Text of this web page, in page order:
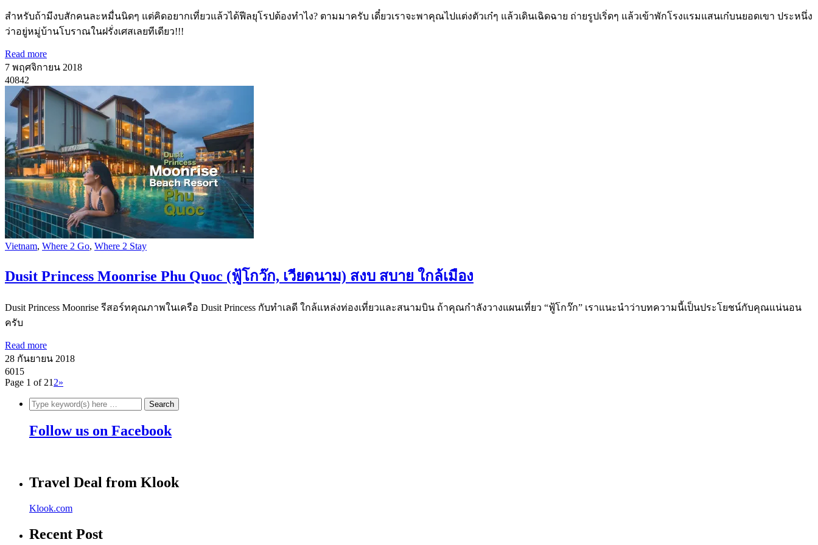
สำหรับถ้ามีงบสักคนละหมื่นนิดๆ แต่คิดอยากเที่ยวแล้วได้ฟีลยุโรปต้องทำไง? ตามมาครับ เดี๋ยวเราจะพาคุณไปแต่งตัวเก๋ๆ แล้วเดินเฉิดฉาย ถ่ายรูปเริ่ดๆ แล้วเข้าพักโรงแรมแสนเก๋บนยอดเขา ประหนึ่ง
ว่าอยู่หมู่บ้านโบราณในฝรั่งเศสเลยทีเดียว!!!
Read more
7 พฤศจิกายน 2018
40842
Vietnam, Where 2 Go, Where 2 Stay
Dusit Princess Moonrise Phu Quoc (ฟู้โกว๊ก, เวียดนาม) สงบ สบาย ใกล้เมือง
Dusit Princess Moonrise รีสอร์ทคุณภาพในเครือ Dusit Princess กับทำเลดี ใกล้แหล่งท่องเที่ยวและสนามบิน ถ้าคุณกำลังวางแผนเที่ยว “ฟู้โกว๊ก” เราแนะนำว่าบทความนี้เป็นประโยชน์กับคุณแน่นอน
ครับ
Read more
28 กันยายน 2018
6015
Page 1 of 21 2»
Follow us on Facebook
Travel Deal from Klook
Klook.com
Recent Post